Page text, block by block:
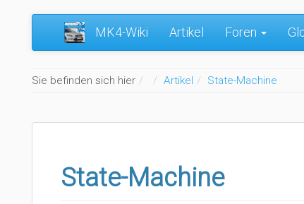
MK4-Wiki Artikel Foren
Sie befinden sich hier Home
Artikel State-Machine
State-Machine